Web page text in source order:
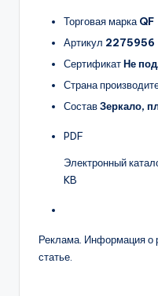
Торговая марка QF
Артикул 2275956
СертификатНе
Страна
СоставЗеркало,
PDF
Электронный
KB
Реклама. Информация о
статье.